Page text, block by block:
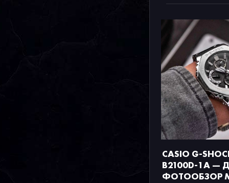
CASIO G-
B2100D-1A —
ФОТООБЗОР